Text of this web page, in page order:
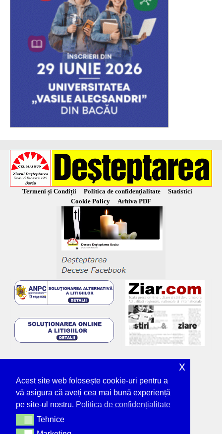
Termeni și Condiții Politica de confidențialitate
Statistici
Cookie Policy
Arhiva PDF
Acest site web folosește cookie-uri pentru a
vă asigura că aveți cea mai bună experiență
pe site-ul nostru. Politica de confidențialitate
TehniceTehnice
x